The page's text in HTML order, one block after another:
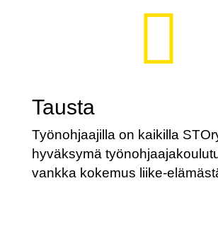

Tausta
Työnohjaajilla on kaikilla
hyväksymä
vankka kokemus liike-